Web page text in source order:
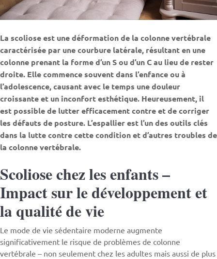
La scoliose est une déformation de la colonne vertébrale
caractérisée par une courbure latérale, résultant en une
colonne prenant la forme d’un S ou d’un C au lieu de rester
droite. Elle commence souvent dans l’enfance ou à
l’adolescence, causant avec le temps une douleur
croissante et un inconfort esthétique. Heureusement, il
est possible de lutter efficacement contre et de corriger
les défauts de posture. L’espallier est l’un des outils clés
dans la lutte contre cette condition et d’autres troubles de
la colonne vertébrale.
Scoliose chez les enfants –
Impact sur le développement et
la qualité de vie
Le mode de vie sédentaire moderne augmente
significativement le risque de problèmes de colonne
vertébrale – non seulement chez les adultes mais aussi de plus